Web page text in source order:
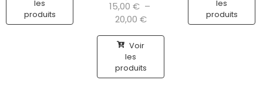
les
produits
15,00 € –
20,00 €
Voir
les
produits
les
produits